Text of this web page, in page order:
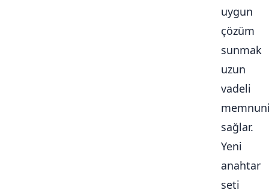
uygun
çözüm
sunmak
uzun
vadeli
sağlar.
Yeni
anahtar
seti